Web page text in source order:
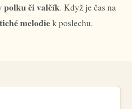
polku či valčík. Když je čas na
tiché melodiek poslechu.